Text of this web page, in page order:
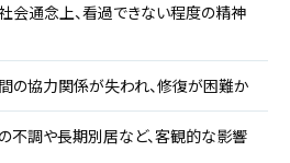
社会通念上、看過できない程度の精神
間の協力関係が失われ、修復が困難か
の不調や長期別居など、客観的な影響